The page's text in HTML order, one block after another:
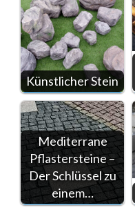
Künstlicher Stein
Mediterrane
Pflastersteine –
Der Schlüssel zu
einem…